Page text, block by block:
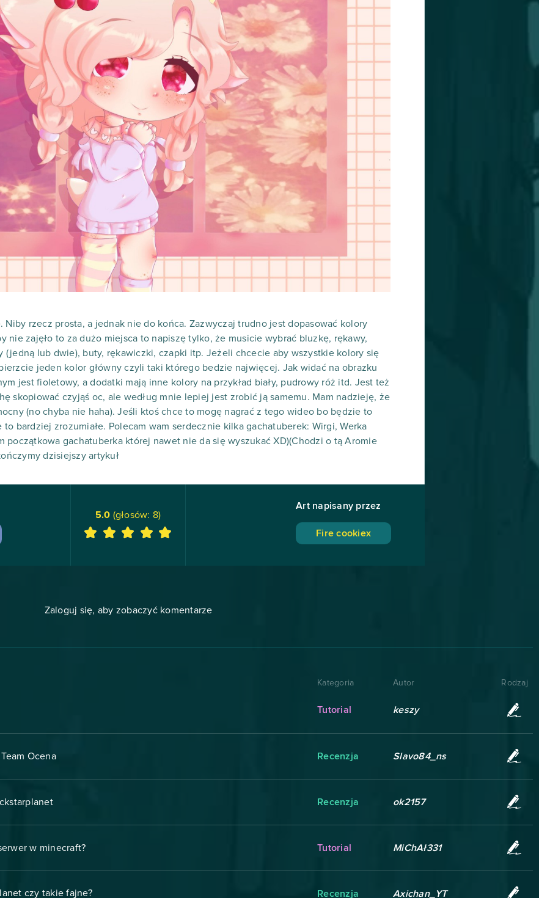
Niby rzecz prosta, a jednak nie do końca. Zazwyczaj trudno jest dopasować kolory
nie zajęło to za dużo miejsca to napiszę tylko, że musicie wybrać bluzkę, rękawy,
(jedną lub dwie), buty, rękawiczki, czapki itp. Jeżeli chcecie aby wszystkie kolory się
jeden kolor główny czyli taki którego bedzie najwięcej. Jak widać na obrazku
jest fioletowy, a dodatki mają inne kolory na przykład biały, pudrowy róż itd. Jest też
skopiować czyjąś oc, ale według mnie lepiej jest zrobić ją samemu. Mam nadzieję, że
(no chyba nie haha). Jeśli ktoś chce to mogę nagrać z tego wideo bo będzie to
bardziej zrozumiałe. Polecam wam serdecznie kilka gachatuberek: Wirgi, Werka
początkowa gachatuberka której nawet nie da się wyszukać XD)(Chodzi o tą Aromie
dzisiejszy artykuł
5.0 (głosów: 8)
Art napisany przez
Fire cookiex
Zaloguj się, aby zobaczyć komentarze
Kategoria Autor Rodzaj
Tutorial keszy
Ocena Recenzja Slavo84_ns
Recenzja ok2157
w minecraft? Tutorial MiChAł331
czy takie fajne? Recenzja Axichan_YT